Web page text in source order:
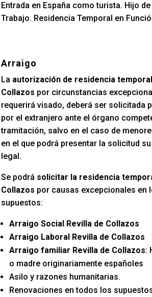
Entrada en España como turista. Hijo
Trabajo. Residencia Temporal en
Arraigo
La autorización de residencia
Collazos por circunstancias
requerirá visado, deberá ser solicitada
por el extranjero ante el órgano
tramitación, salvo en el caso de
en el que podrá presentar la solicitud
legal.
Se podrá solicitar la residencia
Collazos por causas excepcionales en
supuestos:
Arraigo Social Revilla de Collazos
Arraigo Laboral Revilla de Collazos
Arraigo familiar Revilla de Collazos:
o madre originariamente españoles
Asilo y razones humanitarias.
Renovaciones en todos los